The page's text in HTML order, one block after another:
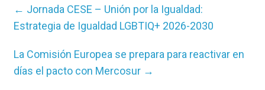
← Jornada CESE – Unión por la Igualdad:
Estrategia de Igualdad LGBTIQ+ 2026-2030
La Comisión Europea se prepara para reactivar en
días el pacto con Mercosur →